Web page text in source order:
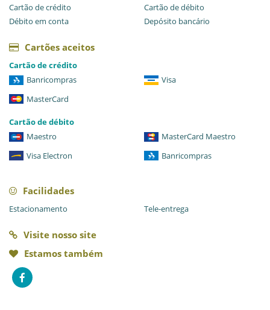
Cartão de crédito
Cartão de débito
Débito em conta
Depósito bancário
Cartões aceitos
Cartão de crédito
Banricompras
Visa
MasterCard
Cartão de débito
Maestro
MasterCard Maestro
Visa Electron
Banricompras
Facilidades
Estacionamento Tele-entrega
Visite nosso site
Estamos também